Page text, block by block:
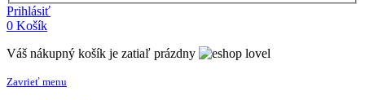
Prihlásiť
0 Košík
Váš nákupný košík je zatiaľ prázdny
Zavrieť menu